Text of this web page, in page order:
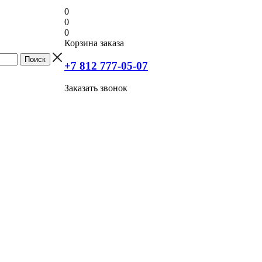
0
0
0
Корзина заказа
+7 812 777-05-07
Заказать звонок